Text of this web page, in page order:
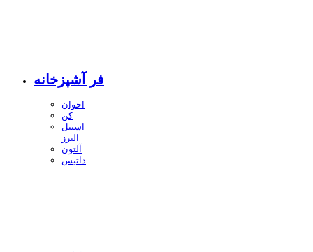
فر آشپزخانه
اخوان
کن
استیل
البرز
آلتون
داتیس